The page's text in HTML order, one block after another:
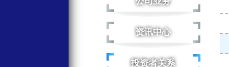
资讯中心
投资者关系